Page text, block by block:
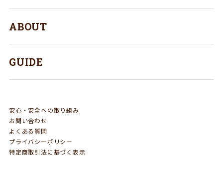
ABOUT
GUIDE
安心・安全への取り組み
お問い合わせ
よくある質問
プライバシーポリシー
特定商取引法に基づく表示